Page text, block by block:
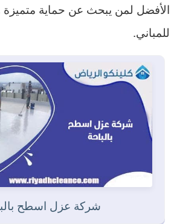
الأفضل لمن يبحث عن حماية متميزة
للمباني.
شركة عزل اسطح